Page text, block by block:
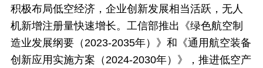
积极布局低空经济，企业创新发展相当活跃，无人
机新增注册量快速增长。工信部推出《绿色航空制
造业发展纲要（2023-2035年）》和《通用航空装备
创新应用实施方案（2024-2030年）》，推进低空产